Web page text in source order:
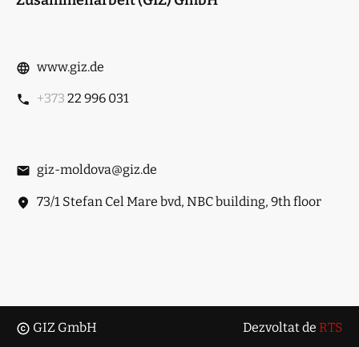
www.giz.de
+373 22 996 031
giz-moldova@giz.de
73/1 Stefan Cel Mare bvd, NBC building, 9th floor
GIZ GmbH Dezvoltat de RTS